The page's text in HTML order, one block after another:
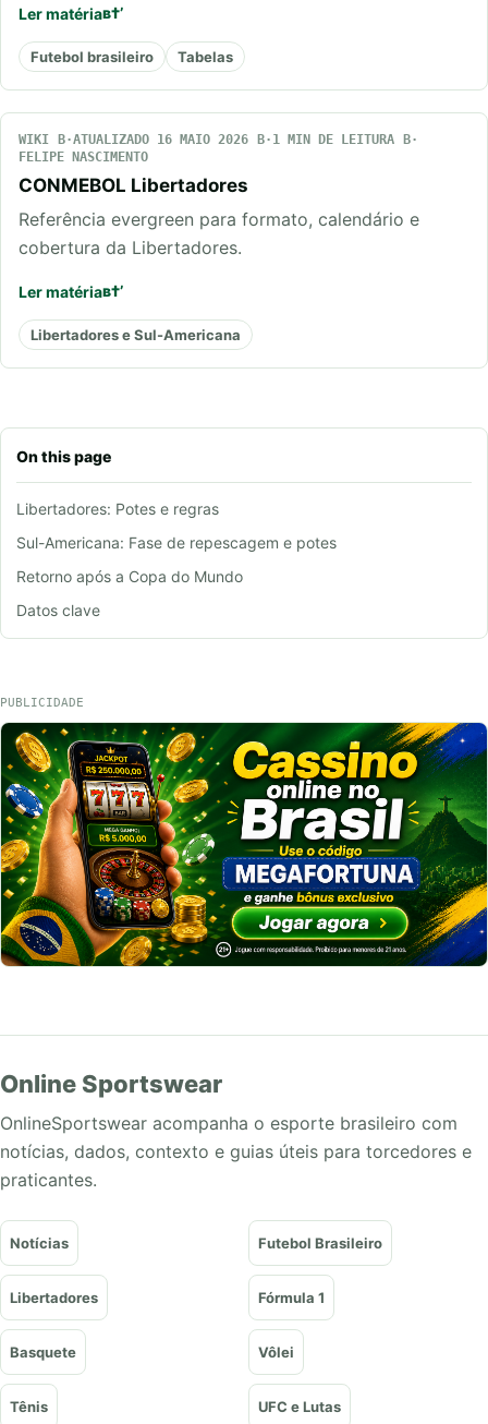
On this page
Libertadores: Potes e regras
Sul-Americana: Fase de repescagem e potes
Retorno após a Copa do Mundo
Datos clave
Ler matéria
Futebol brasileiro Tabelas
WIKI ATUALIZADO 16 MAIO 2026
1 MIN DE LEITURA
FELIPE NASCIMENTO
CONMEBOL Libertadores
Referência evergreen para formato, calendário e
cobertura da Libertadores.
Ler matéria
Libertadores e Sul-Americana
PUBLICIDADE
Online Sportswear
OnlineSportswear acompanha o esporte brasileiro com
notícias, dados, contexto e guias úteis para torcedores e
praticantes.
Notícias Futebol Brasileiro
Libertadores Fórmula 1
Basquete Vôlei
Tênis UFC e Lutas